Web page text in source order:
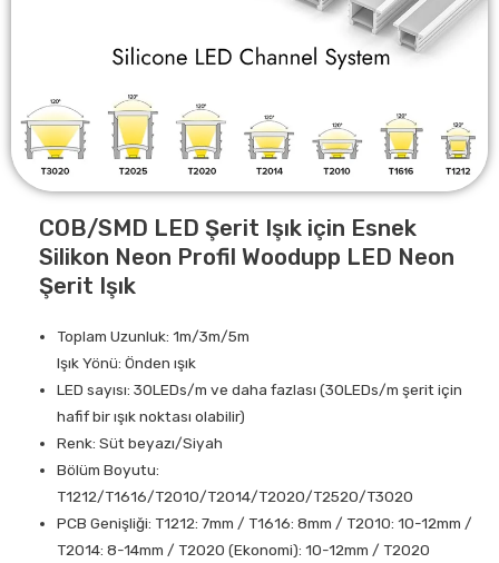
COB/SMD LED Şerit Işık için Esnek
Silikon Neon Profil Woodupp LED Neon
Şerit Işık
Toplam Uzunluk: 1m/3m/5m
Işık Yönü: Önden ışık
LED sayısı: 30LEDs/m ve daha fazlası (30LEDs/m şerit için
hafif bir ışık noktası olabilir)
Renk: Süt beyazı/Siyah
Bölüm Boyutu:
T1212/T1616/T2010/T2014/T2020/T2520/T3020
PCB Genişliği: T1212: 7mm / T1616: 8mm / T2010: 10-12mm /
T2014: 8-14mm / T2020 (Ekonomi): 10-12mm / T2020